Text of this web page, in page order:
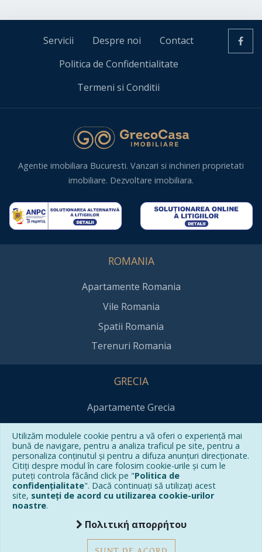
Servicii Despre noi
Contact
Politica de Confidentialitate
Termeni si Conditii
Agentie imobiliara Bucuresti. Vanzari si inchirieri proprietati
imobiliare. Dezvoltare imobiliara.
ROMANIA
Apartamente Romania
Vile Romania
Spatii Romania
Terenuri Romania
GRECIA
Apartamente Grecia
Vile Grecia
Spatii Grecia
Terenuri Grecia
CONTACT
office@grecocasa.ro
(+40) 750 171 720
Utilizăm modulele cookie pentru a vă oferi o experiență mai
bună de navigare, pentru a analiza traficul pe site, pentru a
personaliza conținutul și pentru a difuza anunțuri direcționate.
Citiți despre modul în care folosim cookie-urile și cum le
puteți controla făcând click pe "Politica de
confidențialitate". Dacă continuați să utilizați acest
site, sunteți de acord cu utilizarea cookie-urilor
noastre.
Πολιτική απορρήτου